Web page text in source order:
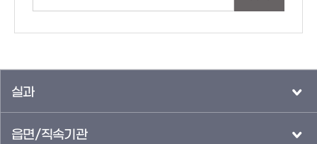
실과
읍면/직속기관